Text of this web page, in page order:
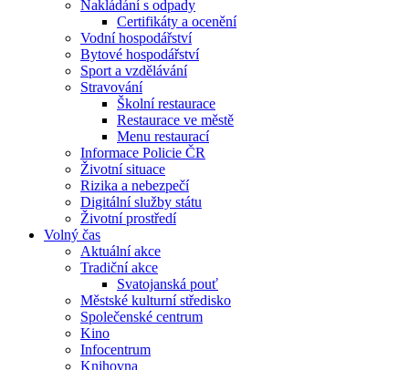
Nakládání s odpady
Certifikáty a ocenění
Vodní hospodářství
Bytové hospodářství
Sport a vzdělávání
Stravování
Školní restaurace
Restaurace ve městě
Menu restaurací
Informace Policie ČR
Životní situace
Rizika a nebezpečí
Digitální služby státu
Životní prostředí
Volný čas
Aktuální akce
Tradiční akce
Svatojanská pouť
Městské kulturní středisko
Společenské centrum
Kino
Infocentrum
Knihovna